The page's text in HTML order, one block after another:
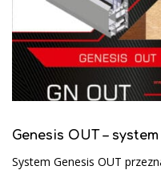
Genesis OUT –
System Genesis OUT